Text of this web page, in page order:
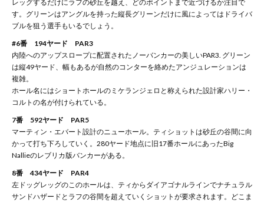
レッグするだけにラフの砂丘を越え、どのポイントまで近づけるか注目で
す。グリーンはアングルを持った縦長グリーンだけに風によってはドライバ
ブルを狙う選手もいるでしょう。
#6番 194ヤード PAR3
内陸へのアップスロープに配置されたノーバンカーの美しいPAR3. グリーン
は縦49ヤード、幅もあるが自然のコンターを絡めたアンジュレーションは
複雑。
ホール名にはショートホールのミケランジェロと称えられた設計家ハリー・
コルトの名が付けられている。
7番 592ヤード PAR5
マーティン・エバート設計のニューホール。ティショットは砂丘の谷間に向
かって打ち下ろしていく。280ヤード地点に旧17番ホールにあったBig
Nallieのレブリカ版バンカーがある。
8番 434ヤード PAR4
左ドッグレッグのこのホールは、ティからダイアゴナルラインでナチュラル
サンドハザードとラフの谷間を超えていくショットが要求されます。どこま